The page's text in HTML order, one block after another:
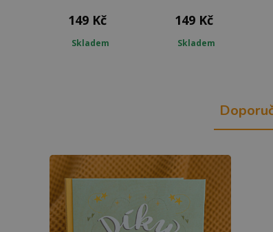
149 Kč
Skladem
149 Kč
Skladem